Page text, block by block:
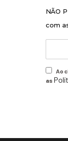
NÃO
com
Ao
as